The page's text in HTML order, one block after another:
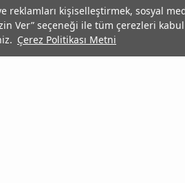
reklamları kişiselleştirmek, sosyal
Ver” seçeneği ile tüm çerezleri
Çerez Politikası Metni
Tüm Hakları Saklıdır, İzinsiz